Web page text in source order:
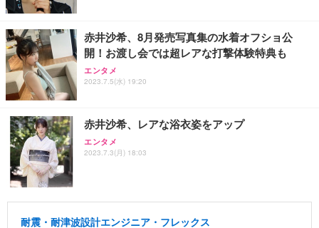
赤井沙希、8月発売写真集の水着オフショ公
開！お渡し会では超レアな打撃体験特典も
エンタメ
2023.7.5(水) 19:20
赤井沙希、レアな浴衣姿をアップ
エンタメ
2023.7.3(月) 18:03
耐震・耐津波設計エンジニア・フレックス